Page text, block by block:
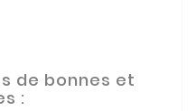
de bonnes et
: